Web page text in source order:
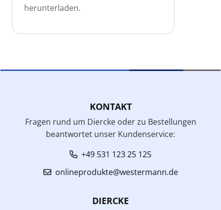
herunterladen.
KONTAKT
Fragen rund um Diercke oder zu Bestellungen
beantwortet unser Kundenservice:
+49 531 123 25 125
onlineprodukte@westermann.de
DIERCKE